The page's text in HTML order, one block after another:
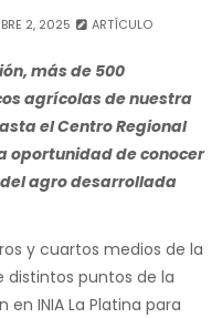
2, 2025 ARTÍCULO
más de 500
agrícolas de nuestra
el Centro Regional
oportunidad de conocer
agro desarrollada
y cuartos medios de la
puntos de la
INIA La Platina para